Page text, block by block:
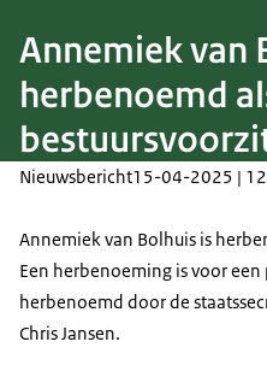
Annemiek van
herbenoemd
Nieuwsbericht15-04-2025 |
Annemiek van Bolhuis is
Een herbenoeming is voor
herbenoemd door de
Chris Jansen.